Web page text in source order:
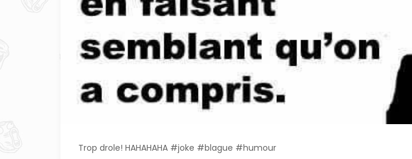
Trop drole! HAHAHAHA #joke #blague #humour